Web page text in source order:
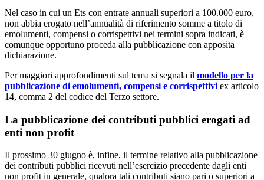
Nel caso in cui un Ets con entrate annuali superiori a 100.000 euro,
non abbia erogato nell’annualità di riferimento somme a titolo di
emolumenti, compensi o corrispettivi nei termini sopra indicati, è
comunque opportuno proceda alla pubblicazione con apposita
dichiarazione.
Per maggiori approfondimenti sul tema si segnala il modello per la
pubblicazione di emolumenti, compensi e corrispettivi ex articolo
14, comma 2 del codice del Terzo settore.
La pubblicazione dei contributi pubblici erogati ad
enti non profit
Il prossimo 30 giugno è, infine, il termine relativo alla pubblicazione
dei contributi pubblici ricevuti nell’esercizio precedente dagli enti
non profit in generale, qualora tali contributi siano pari o superiori a